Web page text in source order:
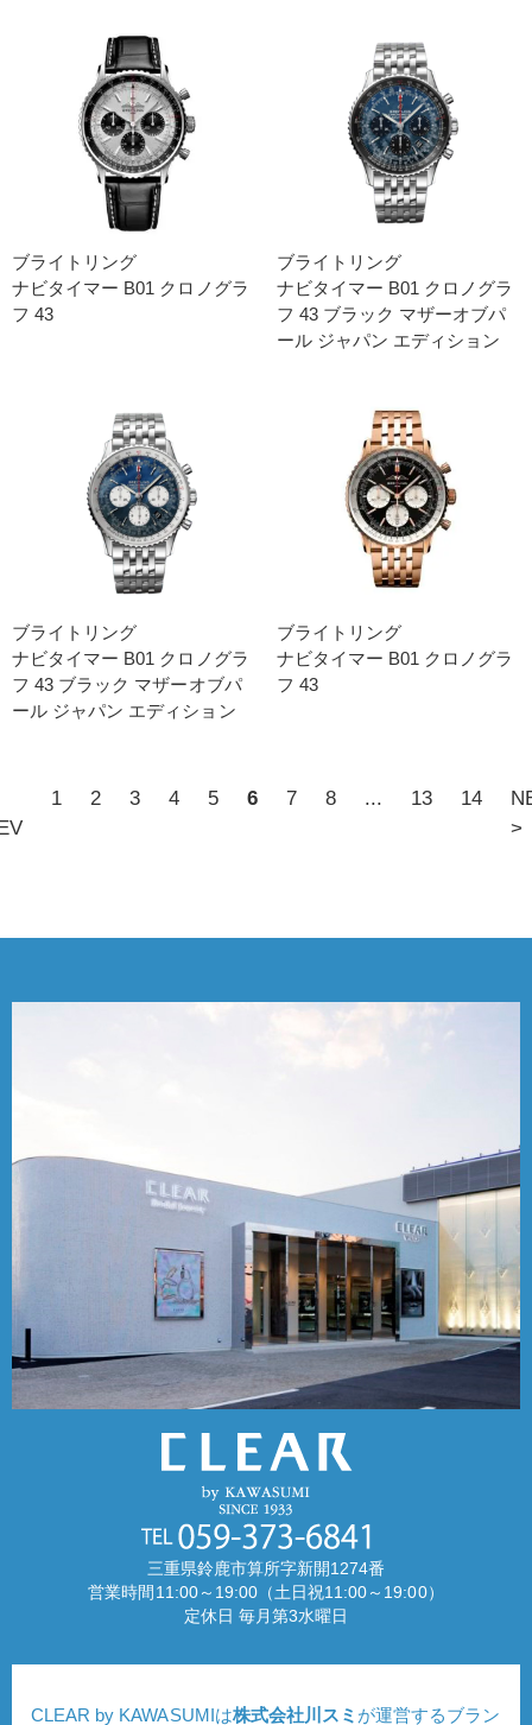
ブライトリング
ナビタイマー B01 クロノグラ
フ 43
ブライトリング
ナビタイマー B01 クロノグラ
フ 43 ブラック マザーオブパ
ール ジャパン エディション
ブライトリング
ナビタイマー B01 クロノグラ
フ 43 ブラック マザーオブパ
ール ジャパン エディション
ブライトリング
ナビタイマー B01 クロノグラ
フ 43
1 2 3 4 5 6 7 8 ... 13 14
>
三重県鈴鹿市算所字新開1274番
営業時間11:00～19:00（土日祝11:00～19:00）
定休日 毎月第3水曜日
CLEAR by KAWASUMIは株式会社川スミ が運営するブラン